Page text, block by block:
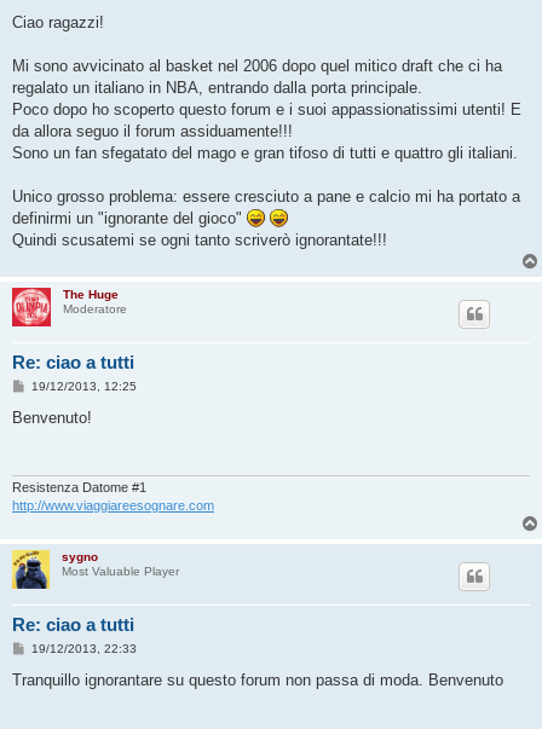
s
g
i
o
Ciao ragazzi!
Mi sono avvicinato al basket nel 2006 dopo quel mitico draft che ci ha
regalato un italiano in NBA, entrando dalla porta principale.
Poco dopo ho scoperto questo forum e i suoi appassionatissimi utenti! E
da allora seguo il forum assiduamente!!!
Sono un fan sfegatato del mago e gran tifoso di tutti e quattro gli italiani.
Unico grosso problema: essere cresciuto a pane e calcio mi ha portato a
definirmi un "ignorante del gioco"
Quindi scusatemi se ogni tanto scriverò ignorantate!!!
The Huge
Moderatore
Re: ciao a tutti
M
s
i
o
19/12/2013, 12:25
Benvenuto!
Resistenza Datome #1
http://www.viaggiareesognare.com
sygno
Most Valuable Player
Re: ciao a tutti
M
s
19/12/2013, 22:33
Tranquillo ignorantare su questo forum non passa di moda. Benvenuto